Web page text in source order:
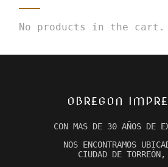
No products in the cart.
OBREGON
CON MAS DE 30 AÑOS DE
NOS ENCONTRAMOS
CIUDAD DE TORREÓN,